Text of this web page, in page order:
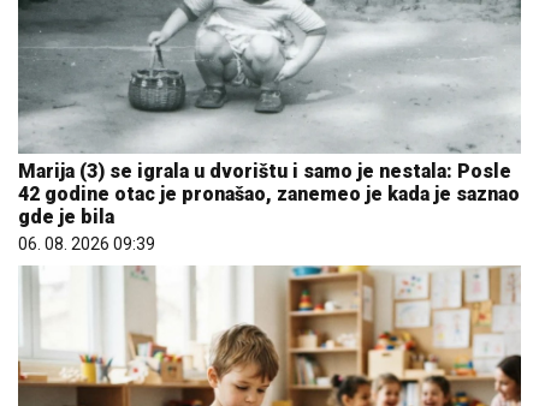
Marija (3) se igrala u dvorištu i samo je nestala: Posle
42 godine otac je pronašao, zanemeo je kada je saznao
gde je bila
06. 08. 2026 09:39